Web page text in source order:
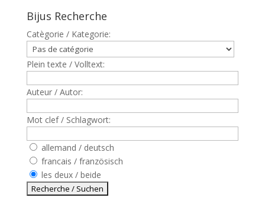
Bijus Recherche
Catègorie / Kategorie:
Plein texte / Volltext:
Auteur / Autor:
Mot clef / Schlagwort:
allemand / deutsch
francais / französisch
les deux / beide